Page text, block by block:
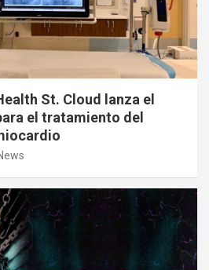
St. Cloud lanza el
el tratamiento del